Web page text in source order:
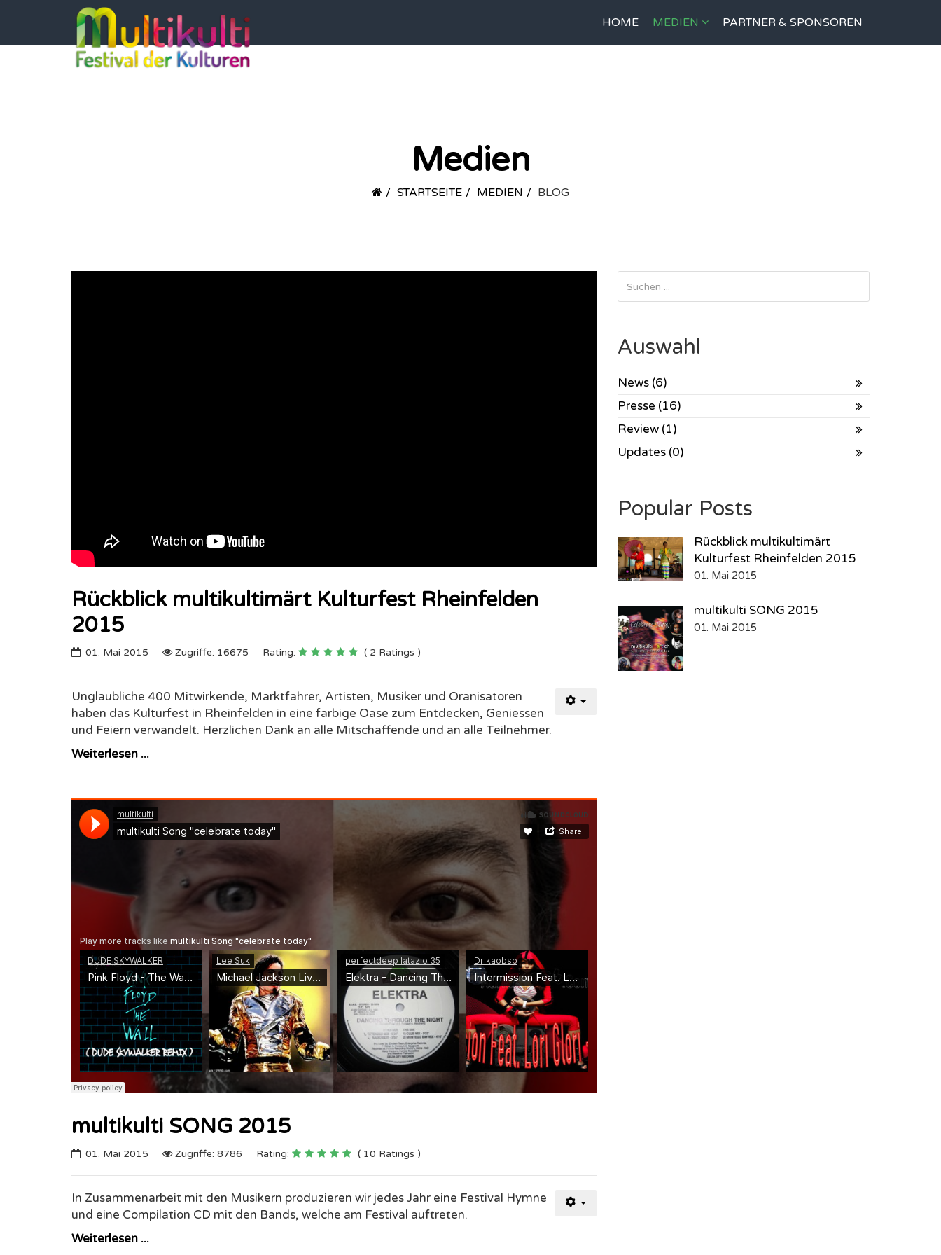
HOME MEDIEN PARTNER & SPONSOREN
Medien
STARTSEITE MEDIEN BLOG
Rückblick multikultimärt Kulturfest Rheinfelden
2015
01. Mai 2015 Zugriffe: 16675 Rating: ( 2 Ratings )
Unglaubliche 400 Mitwirkende, Marktfahrer, Artisten, Musiker und Oranisatoren
haben das Kulturfest in Rheinfelden in eine farbige Oase zum Entdecken, Geniessen
und Feiern verwandelt. Herzlichen Dank an alle Mitschaffende und an alle Teilnehmer.
Weiterlesen ...
multikulti SONG 2015
01. Mai 2015 Zugriffe: 8786 Rating: ( 10 Ratings )
In Zusammenarbeit mit den Musikern produzieren wir jedes Jahr eine Festival Hymne
und eine Compilation CD mit den Bands, welche am Festival auftreten.
Weiterlesen ...
Auswahl
News (6)
Presse (16)
Review (1)
Updates (0)
Popular Posts
Rückblick multikultimärt
Kulturfest Rheinfelden 2015
01. Mai 2015
multikulti SONG 2015
01. Mai 2015